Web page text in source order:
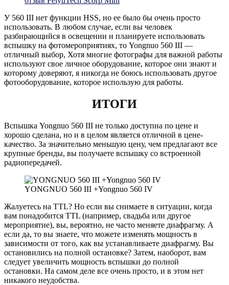
У 560 III нет функции HSS, но ее было бы очень просто
использовать. В любом случае, если вы человек
разбирающийся в освещении и планируете использовать
вспышку на фотомероприятиях, то Yongnuo 560 III —
отличный выбор, Хотя многие фотографы для важной работы
используют свое личное оборудование, которое они знают и
которому доверяют, я никогда не боюсь использовать другое
фотооборудование, которое использую для работы.
ИТОГИ
Вспышка Yongnuo 560 III не только доступна по цене и
хорошо сделана, но и в целом является отличной в цене-
качество. За значительно меньшую цену, чем предлагают все
крупные бренды, вы получаете вспышку со встроенной
радиопередачей.
YONGNUO 560 III +Yongnuo 560 IV
Жалуетесь на TTL? Но если вы снимаете в ситуации, когда
вам понадобится TTL (например, свадьба или другое
мероприятие), вы, вероятно, не часто меняете диафрагму. А
если да, то вы знаете, что можете изменять мощность в
зависимости от того, как вы устанавливаете диафрагму. Вы
остановились на полной остановке? Затем, наоборот, вам
следует увеличить мощность вспышки до полной
остановки. На самом деле все очень просто, и в этом нет
никакого неудобства.